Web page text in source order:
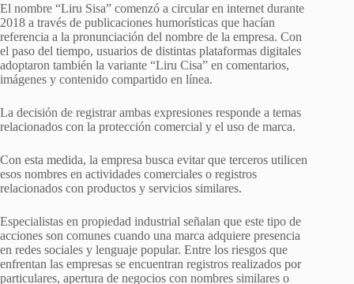
El nombre “Liru Sisa” comenzó a circular en internet durante
2018 a través de publicaciones humorísticas que hacían
referencia a la pronunciación del nombre de la empresa. Con
el paso del tiempo, usuarios de distintas plataformas digitales
adoptaron también la variante “Liru Cisa” en comentarios,
imágenes y contenido compartido en línea.
La decisión de registrar ambas expresiones responde a temas
relacionados con la protección comercial y el uso de marca.
Con esta medida, la empresa busca evitar que terceros utilicen
esos nombres en actividades comerciales o registros
relacionados con productos y servicios similares.
Especialistas en propiedad industrial señalan que este tipo de
acciones son comunes cuando una marca adquiere presencia
en redes sociales y lenguaje popular. Entre los riesgos que
enfrentan las empresas se encuentran registros realizados por
particulares, apertura de negocios con nombres similares o